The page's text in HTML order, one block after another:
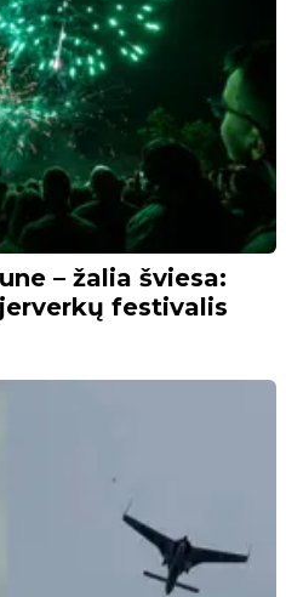
– žalia šviesa:
festivalis